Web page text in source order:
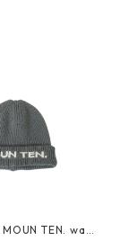
MOUN TEN. wat